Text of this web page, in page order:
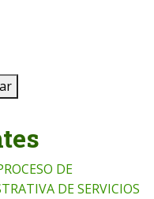
DE
DE SERVICIOS